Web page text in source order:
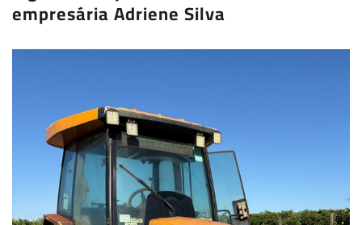
empresária Adriene Silva